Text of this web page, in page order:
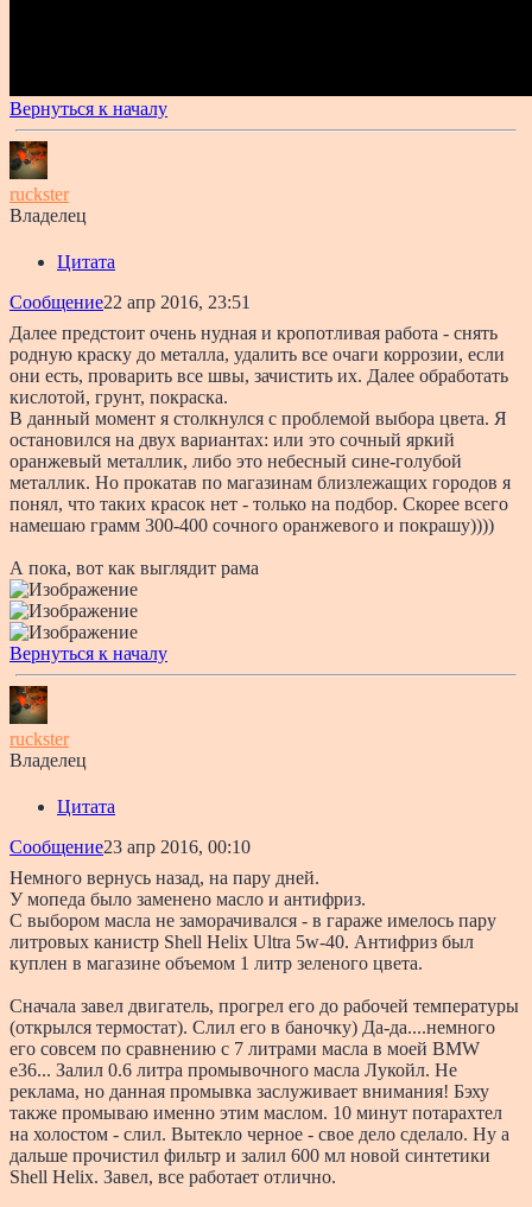
Вернуться к началу
ruckster
Владелец
Цитата
Сообщение22 апр 2016, 23:51
Далее предстоит очень нудная и кропотливая работа - снять
родную краску до металла, удалить все очаги коррозии, если
они есть, проварить все швы, зачистить их. Далее обработать
кислотой, грунт, покраска.
В данный момент я столкнулся с проблемой выбора цвета. Я
остановился на двух вариантах: или это сочный яркий
оранжевый металлик, либо это небесный сине-голубой
металлик. Но прокатав по магазинам близлежащих городов я
понял, что таких красок нет - только на подбор. Скорее всего
намешаю грамм 300-400 сочного оранжевого и покрашу))))
А пока, вот как выглядит рама
Вернуться к началу
ruckster
Владелец
Цитата
Сообщение23 апр 2016, 00:10
Немного вернусь назад, на пару дней.
У мопеда было заменено масло и антифриз.
С выбором масла не заморачивался - в гараже имелось пару
литровых канистр Shell Helix Ultra 5w-40. Антифриз был
куплен в магазине объемом 1 литр зеленого цвета.
Сначала завел двигатель, прогрел его до рабочей температуры
(открылся термостат). Слил его в баночку) Да-да....немного
его совсем по сравнению с 7 литрами масла в моей BMW
e36... Залил 0.6 литра промывочного масла Лукойл. Не
реклама, но данная промывка заслуживает внимания! Бэху
также промываю именно этим маслом. 10 минут потарахтел
на холостом - слил. Вытекло черное - свое дело сделало. Ну а
дальше прочистил фильтр и залил 600 мл новой синтетики
Shell Helix. Завел, все работает отлично.